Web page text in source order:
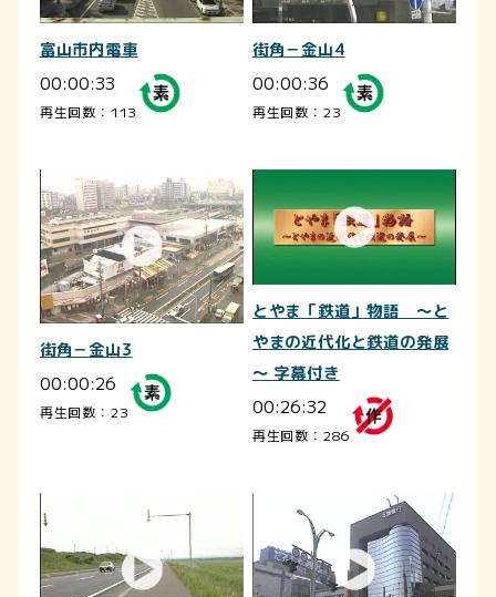
富山市内電車
00:00:33
再生回数：113
街角－金山4
00:00:36
再生回数：23
街角－金山3
00:00:26
再生回数：23
とやま「鉄道」物語 ～と
やまの近代化と鉄道の発展
～ 字幕付き
00:26:32
再生回数：286